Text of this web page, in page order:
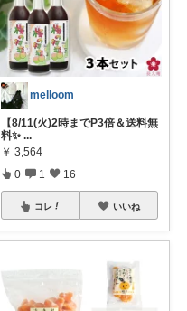
melloom
【8/11(火)2時までP3倍＆送料無
料✨ ...
￥ 3,564
0 1 16
コレ いいね